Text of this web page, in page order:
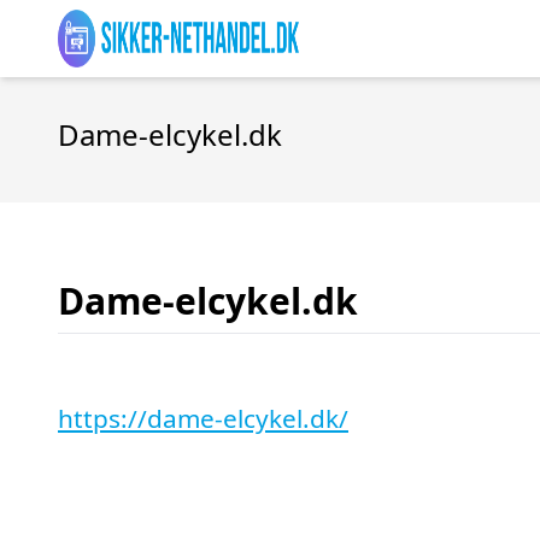
Dame-elcykel.dk
Dame-elcykel.dk
https://dame-elcykel.dk/